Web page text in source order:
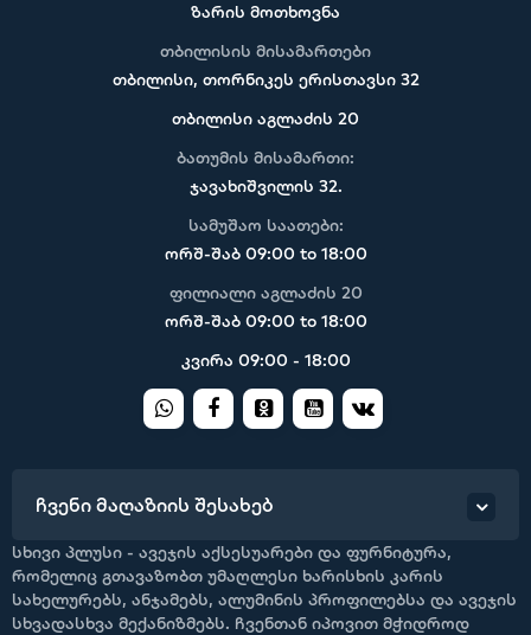
ზარის მოთხოვნა
თბილისის მისამართები
თბილისი, თორნიკეს ერისთავსი 32
თბილისი აგლაძის 20
ბათუმის მისამართი:
ჯავახიშვილის 32.
სამუშაო საათები:
ორშ-შაბ 09:00 to 18:00
ფილიალი აგლაძის 20
ორშ-შაბ 09:00 to 18:00
კვირა 09:00 - 18:00
ჩვენი მაღაზიის შესახებ
სხივი პლუსი - ავეჯის აქსესუარები და ფურნიტურა,
რომელიც გთავაზობთ უმაღლესი ხარისხის კარის
სახელურებს, ანჯამებს, ალუმინის პროფილებსა და ავეჯის
სხვადასხვა მექანიზმებს. ჩვენთან იპოვით მჭიდროდ